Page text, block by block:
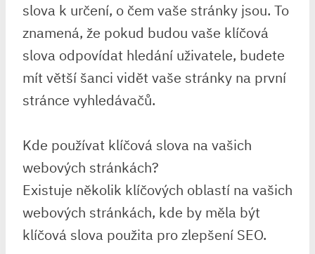
slova k určení, o čem vaše stránky jsou. To
znamená, že pokud budou vaše klíčová
slova odpovídat hledání uživatele, budete
mít větší šanci vidět vaše stránky na první
stránce vyhledávačů.
Kde používat klíčová slova na vašich
webových stránkách?
Existuje několik klíčových oblastí na vašich
webových stránkách, kde by měla být
klíčová slova použita pro zlepšení SEO.